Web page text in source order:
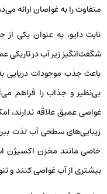
بردینگ تجربه‌ای لذت‌بخش و
غواصی در کیش
جزیره کیش نه تنها به خاطر
فعالیت‌های آبی متنوع و
می‌کند. یکی از این